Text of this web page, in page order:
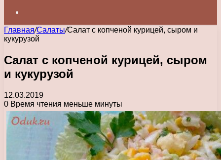
Главная/Салаты/Салат с копченой курицей, сыром и
кукурузой
Салат с копченой курицей, сыром
и кукурузой
12.03.2019
0 Время чтения меньше минуты